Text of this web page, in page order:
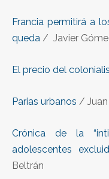
Francia permitirá a
queda / Javier
El precio del
Parias urbanos /
Crónica de la
adolescentes
Beltrán